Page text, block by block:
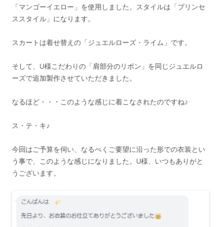
「マンゴーイエロー」を使用しました。スタイルは「プリンセ
ススタイル」になります。
スカートは着せ替えの「ジュエルローズ・ライム」です。
そして、U様こだわりの「肩部分のリボン」を同じジュエルロ
ーズで追加製作させていただきました。
なるほど・・・このような感じに着こなされたのですね♪
ス・テ・キ♪
今回はご予算を伺い、なるべくご要望に沿った形での衣装とい
う事で、このような感じになりました。U様、いつもありがと
うございます。